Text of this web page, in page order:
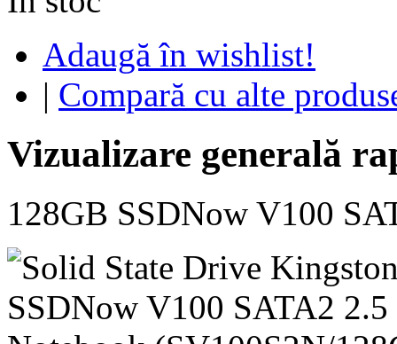
Adaugă în wishlist!
| Compară cu alte
Vizualizare generală
128GB SSDNow V100